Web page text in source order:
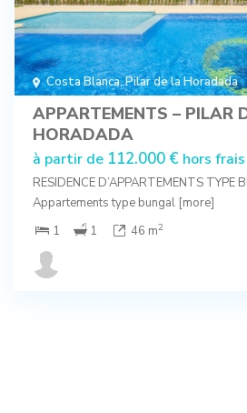
Costa Blanca,Pilar de la Horadada
APPARTEMENTS – PILAR
HORADADA
à partir de 112.000 € hors frais
RESIDENCE D’APPARTEMENTS TYPE
Appartements type bungal [more]
1
1 46 m2